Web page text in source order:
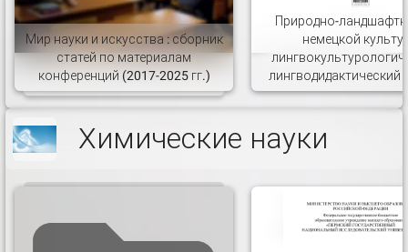
Мир науки и искусства : сборник
статей по материалам
конференций (2017-2025 гг.)
Природно-
немецкой
лингводидактический
Химические науки